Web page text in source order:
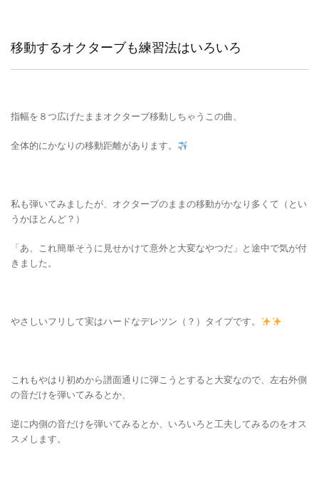
移動するオクターブも練習法はいろいろ
指幅を８つ広げたままオクターブ移動しちゃうこの曲、
全体的にかなりの移動距離があります。
私も弾いてみましたが、オクターブのままの移動がかなり多くて（とい
うかほとんど？）
「あ、これ簡単そうに見せかけて意外と大変なやつだ」と途中で気が付
きました。
やさしいフリして実はハードなデレツン（？）タイプです。
これもやはり初めから譜面通りに弾こうとすると大変なので、左右外側
の音だけを弾いてみるとか、
逆に内側の音だけを弾いてみるとか、いろいろと工夫してみるのをオス
スメします。